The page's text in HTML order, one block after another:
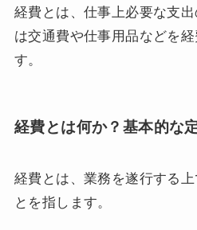
経費とは、仕事上必要な支
は交通費や仕事用品などを
す。
経費とは何か？基本的な
経費とは、業務を遂行する
とを指します。